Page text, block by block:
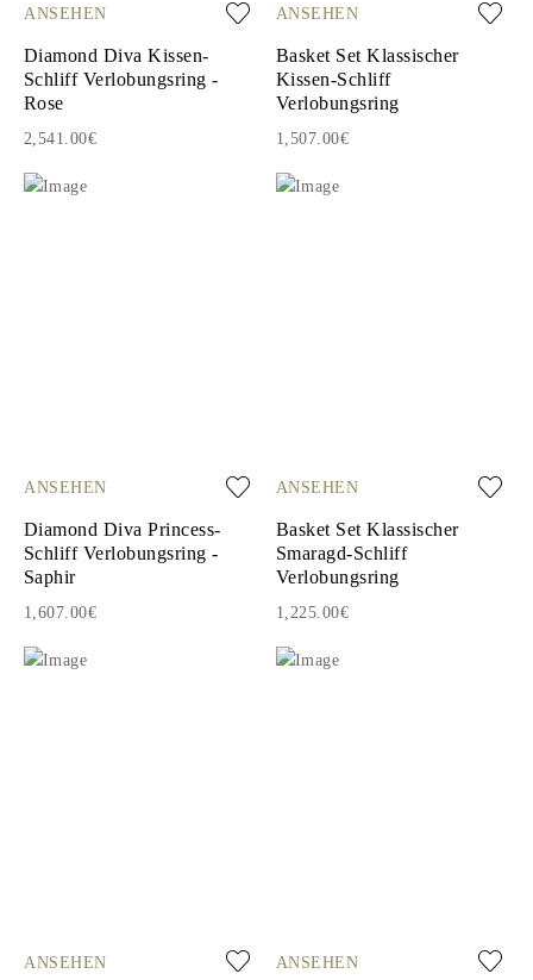
ANSEHEN
Diamond Diva Kissen-
Schliff Verlobungsring -
Rose
2,541.00€
ANSEHEN
Basket Set Klassischer
Kissen-Schliff
Verlobungsring
1,507.00€
ANSEHEN
Diamond Diva Princess-
Schliff Verlobungsring -
Saphir
1,607.00€
ANSEHEN
Basket Set Klassischer
Smaragd-Schliff
Verlobungsring
1,225.00€
ANSEHEN ANSEHEN